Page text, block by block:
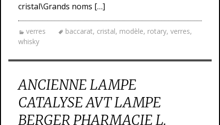
cristal\Grands noms […]
verres baccarat, cristal, modèle, rotary, verres,
whisky
ANCIENNE LAMPE
CATALYSE AVT LAMPE
BERGER PHARMACIE L.